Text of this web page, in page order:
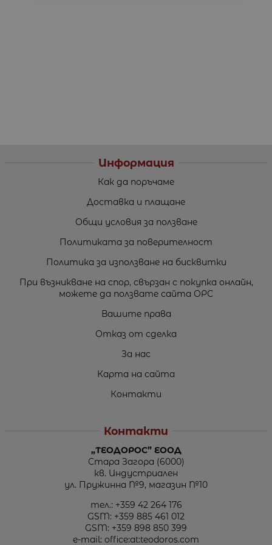
Информация
Как да поръчаме
Доставка и плащане
Общи условия за ползване
Политиката за поверителност
Политика за използване на бисквитки
При възникване на спор, свързан с покупка онлайн,
можете да ползвате сайта ОРС
Вашите права
Отказ от сделка
За нас
Карта на сайта
Контакти
Контакти
„ТЕОДОРОС” ЕООД
Стара Загора (6000)
кв. Индустриален
ул. Пружинна №9, магазин №10
тел.: +359 42 264 176
GSM: +359 885 461 012
GSM: +359 898 850 399
e-mail: office:at:teodoros.com